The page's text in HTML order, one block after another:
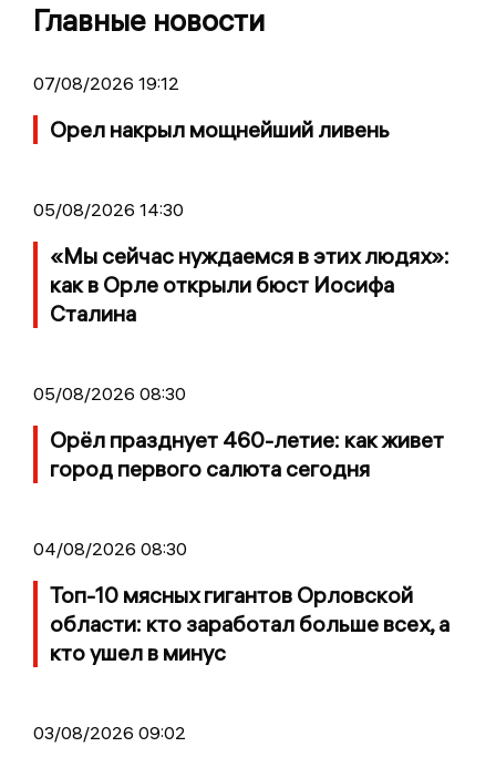
Главные новости
07/08/2026 19:12
Орел накрыл мощнейший ливень
05/08/2026 14:30
«Мы сейчас нуждаемся в этих людях»:
как в Орле открыли бюст Иосифа
Сталина
05/08/2026 08:30
Орёл празднует 460-летие: как живет
город первого салюта сегодня
04/08/2026 08:30
Топ-10 мясных гигантов Орловской
области: кто заработал больше всех, а
кто ушел в минус
03/08/2026 09:02